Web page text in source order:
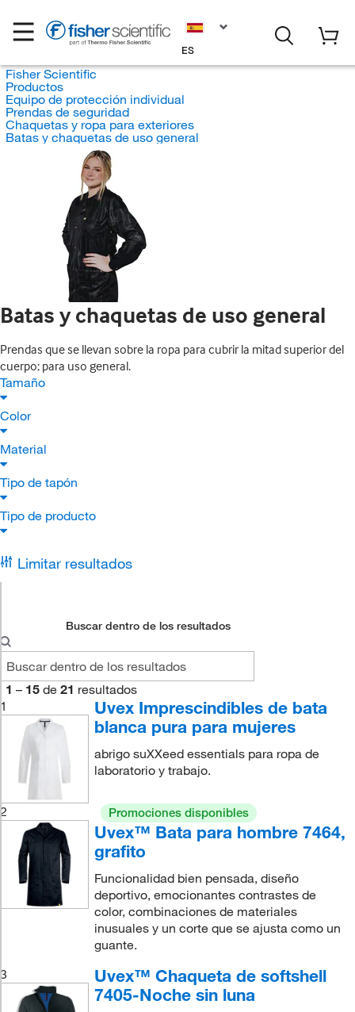
ES
Fisher Scientific
Productos
Equipo de protección individual
Prendas de seguridad
Chaquetas y ropa para exteriores
Batas y chaquetas de uso general
Batas y chaquetas de uso general
Prendas que se llevan sobre la ropa para cubrir la mitad superior del
cuerpo; para uso general.
Tamaño
Color
Material
Tipo de tapón
Tipo de producto
Limitar resultados
Buscar dentro de los resultados
1 – 15 de 21 resultados
1
Uvex Imprescindibles de bata
blanca pura para mujeres
abrigo suXXeed essentials para ropa de
laboratorio y trabajo.
2 Promociones disponibles
Uvex™ Bata para hombre 7464,
grafito
Funcionalidad bien pensada, diseño
deportivo, emocionantes contrastes de
color, combinaciones de materiales
inusuales y un corte que se ajusta como un
guante.
3
Uvex™ Chaqueta de softshell
7405-Noche sin luna